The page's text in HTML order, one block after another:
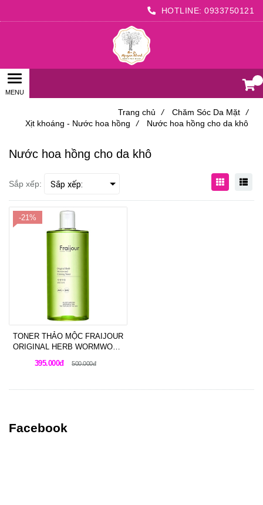
HOTLINE: 0933750121
Trang chủ / Chăm Sóc Da Mặt
/
Xịt khoáng - Nước hoa hồng
/ Nước hoa hồng cho da khô
Nước hoa hồng cho da khô
Sắp xếp:
-21%
TONER THẢO MỘC FRAIJOUR
ORIGINAL HERB WORMWOOD
395.000đ 500.000đ
Facebook